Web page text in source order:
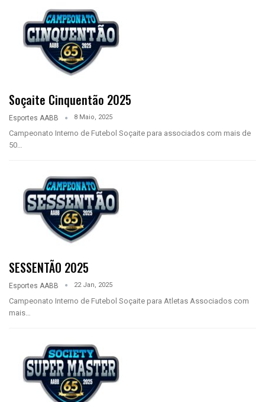
Soçaite Cinquentão 2025
Esportes AABB 8 Maio, 2025
Campeonato Interno de Futebol Soçaite para associados com mais de
50…
SESSENTÃO 2025
Esportes AABB 22 Jan, 2025
Campeonato Interno de Futebol Soçaite para Atletas Associados com
mais…